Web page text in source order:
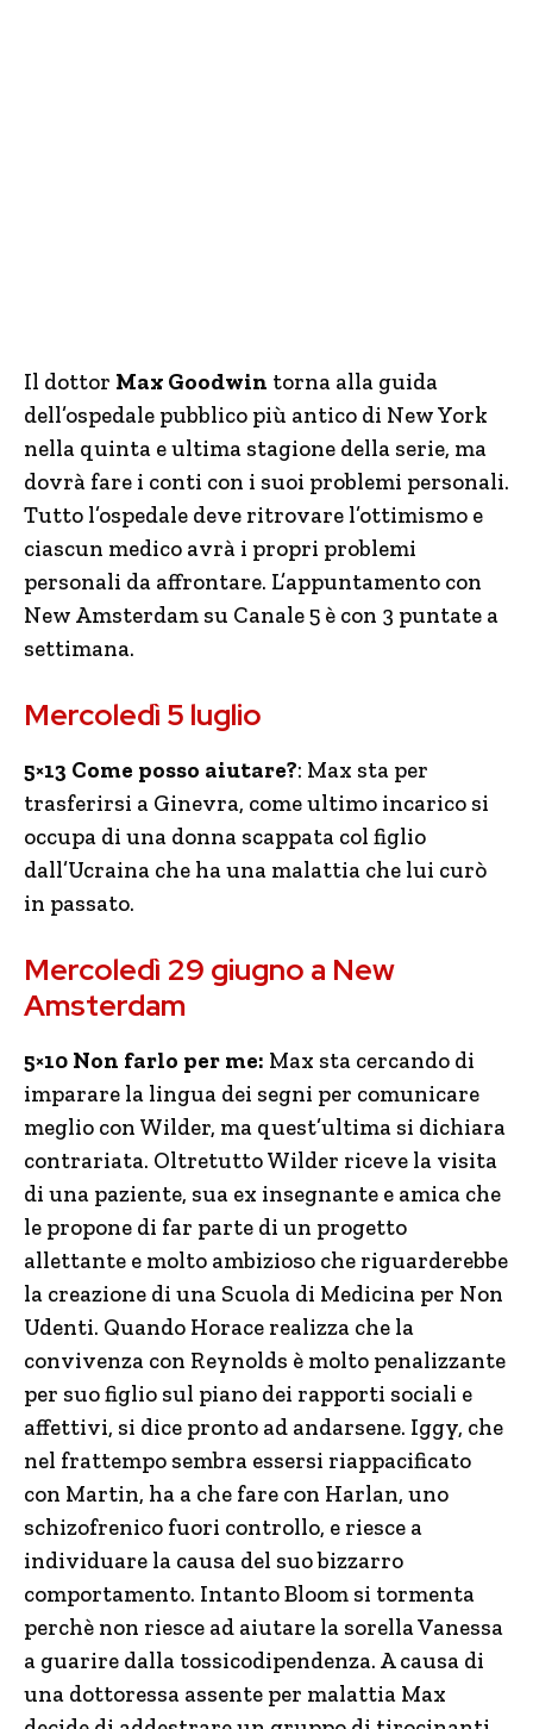
Il dottor Max Goodwin torna alla guida
dell’ospedale pubblico più antico di New York
nella quinta e ultima stagione della serie, ma
dovrà fare i conti con i suoi problemi personali.
Tutto l’ospedale deve ritrovare l’ottimismo e
ciascun medico avrà i propri problemi
personali da affrontare. L’appuntamento con
New Amsterdam su Canale 5 è con 3 puntate a
settimana.
Mercoledì 5 luglio
5×13 Come posso aiutare?: Max sta per
trasferirsi a Ginevra, come ultimo incarico si
occupa di una donna scappata col figlio
dall’Ucraina che ha una malattia che lui curò
in passato.
Mercoledì 29 giugno a New
Amsterdam
5×10 Non farlo per me: Max sta cercando di
imparare la lingua dei segni per comunicare
meglio con Wilder, ma quest’ultima si dichiara
contrariata. Oltretutto Wilder riceve la visita
di una paziente, sua ex insegnante e amica che
le propone di far parte di un progetto
allettante e molto ambizioso che riguarderebbe
la creazione di una Scuola di Medicina per Non
Udenti. Quando Horace realizza che la
convivenza con Reynolds è molto penalizzante
per suo figlio sul piano dei rapporti sociali e
affettivi, si dice pronto ad andarsene. Iggy, che
nel frattempo sembra essersi riappacificato
con Martin, ha a che fare con Harlan, uno
schizofrenico fuori controllo, e riesce a
individuare la causa del suo bizzarro
comportamento. Intanto Bloom si tormenta
perchè non riesce ad aiutare la sorella Vanessa
a guarire dalla tossicodipendenza. A causa di
una dottoressa assente per malattia Max